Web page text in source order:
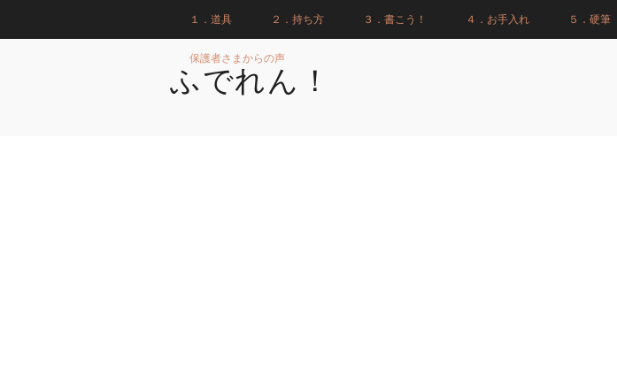
１．道具 ２．持ち方 ３．書こう！ ４．お手入れ ５．硬筆
保護者さまからの声
ふでれん！